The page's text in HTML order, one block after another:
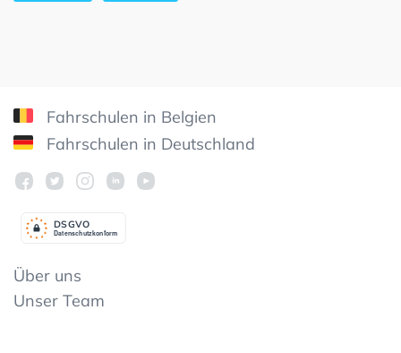
Fahrschulen in Belgien
Fahrschulen in Deutschland
Datenschutzkonform
DSGVO
Über uns
Unser Team